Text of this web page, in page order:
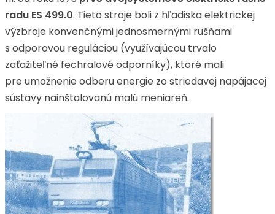
radu ES 499.0. Tieto stroje boli z hľadiska elektrickej
výzbroje konvenčnými jednosmernými rušňami
s odporovou reguláciou (využívajúcou trvalo
zaťažiteľné fechralové odporníky), ktoré mali
pre umožnenie odberu energie zo striedavej napájacej
sústavy nainštalovanú malú meniareň.